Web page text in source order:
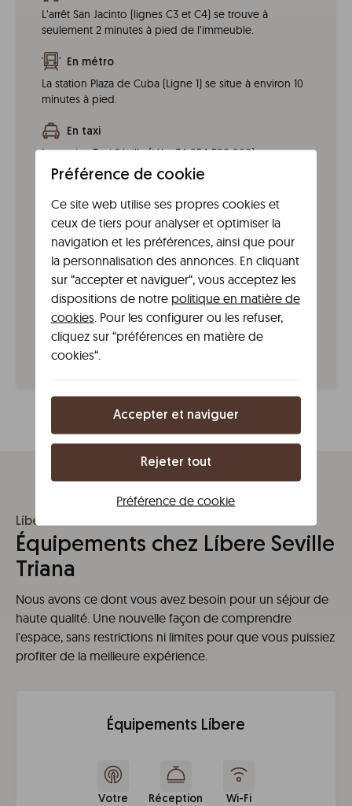
L’arrêt San Jacinto (lignes C3 et C4) se trouve à
seulement 2 minutes à pied de l’immeuble.
En métro
La station Plaza de Cuba (Ligne 1) se situe à environ 10
minutes à pied.
En taxi
Le service Taxi Séville (tél. +34 954 580 000) propose
un tarif fixe approximatif depuis l’aéroport de 25 €,
avec une prise en charge entre 1,50 € et 2 € selon
l’horaire.
L’arrêt Archivo de Indias se trouve à environ 20
minutes à pied, en traversant le fleuve vers Triana.
En train
Vous pouvez prendre le bus C2 jusqu’à Plaza de Cuba
en environ 25 minutes puis marcher 10 minutes, ou
prendre un taxi pour un trajet de 10 à 15 minutes.
Líbere Seville Triana
Équipements chez Líbere Seville
Triana
Nous avons ce dont vous avez besoin pour un séjour de
haute qualité. Une nouvelle façon de comprendre
l'espace, sans restrictions ni limites pour que vous puissiez
profiter de la meilleure expérience.
Équipements Líbere
Votre
Réception
Wi-Fi
Préférence de cookie
Ce site web utilise ses propres cookies et
ceux de tiers pour analyser et optimiser la
navigation et les préférences, ainsi que pour
la personnalisation des annonces. En cliquant
sur “accepter et naviguer“, vous acceptez les
dispositions de notre politique en matière de
cookies. Pour les configurer ou les refuser,
cliquez sur “préférences en matière de
cookies“.
Accepter et naviguer
Rejeter tout
Préférence de cookie